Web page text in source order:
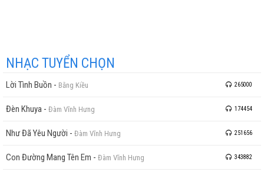
NHẠC TUYỂN CHỌN
Lời Tình Buồn - Bằng Kiều 265000
Đèn Khuya - Đàm Vĩnh Hưng 174454
Như Đã Yêu Người - Đàm Vĩnh Hưng 251656
Con Đường Mang Tên Em - Đàm Vĩnh Hưng 343882